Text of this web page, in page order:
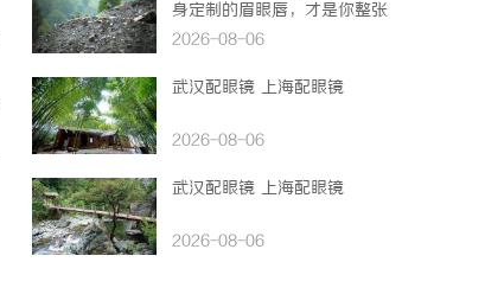
身定制的眉眼唇，才是你整张
脸的点睛之笔！淡颜系女生的
2026-08-06
武汉配眼镜 上海配眼镜
2026-08-06
武汉配眼镜 上海配眼镜
2026-08-06